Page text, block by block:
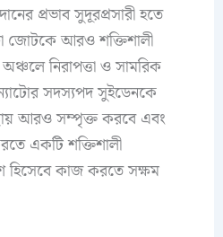
প্রভাব সুদূরপ্রসারী হতে
জোটকে আরও শক্তিশালী
অঞ্চলে নিরাপত্তা ও সামরিক
সদস্যপদ সুইডেনকে
আরও সম্পৃক্ত করবে এবং
একটি শক্তিশালী
কাজ করতে সক্ষম